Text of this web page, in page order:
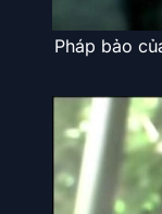
Pháp bảo